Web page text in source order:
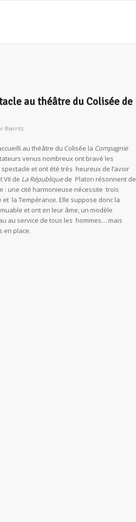
au théâtre du Colisée de
Biarritz
au théâtre du Colisée la Compagnie
venus nombreux ont bravé les
et ont été très heureux de l’avoir
VII de La Républiquede Platon résonnent de
: une cité harmonieuse nécessite trois
la Tempérance. Elle suppose donc la
et ont en leur âme, un modèle
au service de tous les hommes… mais
en place.